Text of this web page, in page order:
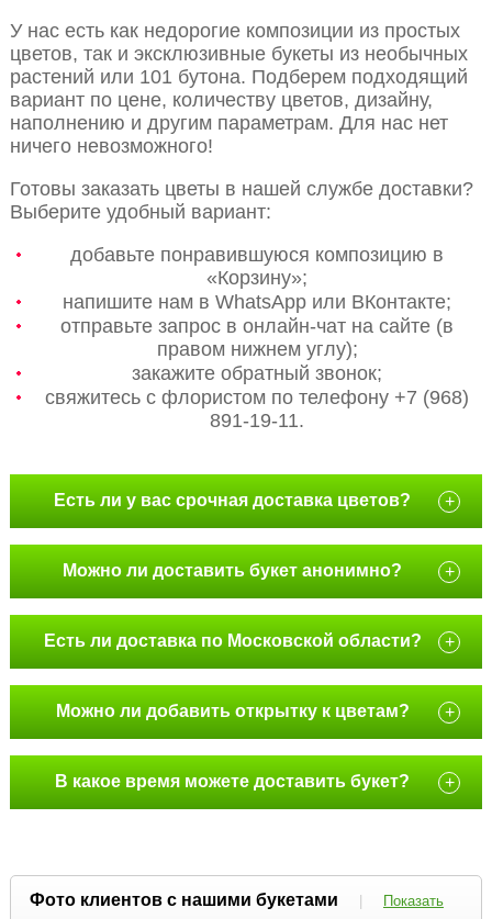
У нас есть как недорогие композиции из простых
цветов, так и эксклюзивные букеты из необычных
растений или 101 бутона. Подберем подходящий
вариант по цене, количеству цветов, дизайну,
наполнению и другим параметрам. Для нас нет
ничего невозможного!
Готовы заказать цветы в нашей службе доставки?
Выберите удобный вариант:
добавьте понравившуюся композицию в
«Корзину»;
напишите нам в WhatsApp или ВКонтакте;
отправьте запрос в онлайн-чат на сайте (в
правом нижнем углу);
закажите обратный звонок;
свяжитесь с флористом по телефону +7 (968)
891-19-11.
Есть ли у вас срочная доставка цветов? +
Можно ли доставить букет анонимно? +
Есть ли доставка по Московской области? +
Можно ли добавить открытку к цветам? +
В какое время можете доставить букет? +
Фото клиентов с нашими букетами |
Показать